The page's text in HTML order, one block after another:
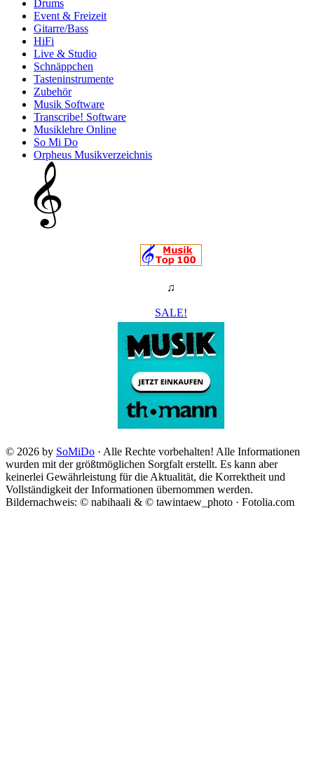
Drums
Event & Freizeit
Gitarre/Bass
HiFi
Live & Studio
Schnäppchen
Tasteninstrumente
Zubehör
Musik Software
Transcribe! Software
Musiklehre Online
So Mi Do
Orpheus Musikverzeichnis
♫
SALE!
© 2026 by SoMiDo · Alle Rechte vorbehalten! Alle Informationen
wurden mit der größtmöglichen Sorgfalt erstellt. Es kann aber
keinerlei Gewährleistung für die Aktualität, die Korrektheit und
Vollständigkeit der Informationen übernommen werden.
Bildernachweis: © nabihaali & © tawintaew_photo · Fotolia.com